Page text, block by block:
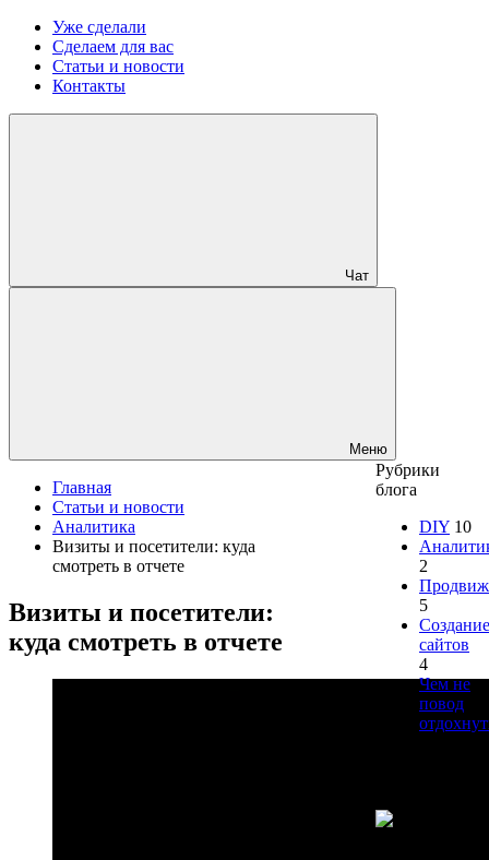
Уже сделали
Сделаем для вас
Статьи и новости
Контакты
Чат
Меню
Главная
Статьи и новости
Аналитика
Визиты и посетители: куда
смотреть в отчете
Визиты и посетители:
куда смотреть в отчете
Рубрики
блога
DIY 10
2
5
Создание
сайтов
4
Чем не
повод